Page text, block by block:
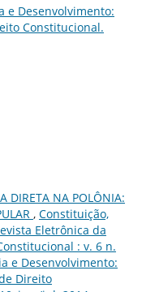
e Desenvolvimento:
Constitucional.
DIRETA NA POLÔNIA:
, Constituição,
Eletrônica da
: v. 6 n.
e Desenvolvimento:
Direito